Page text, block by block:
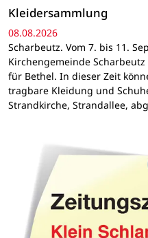
Kleidersammlung
08.08.2026
Scharbeutz. Vom 7. bis 11.
Kirchengemeinde
für Bethel. In dieser Zeit
tragbare Kleidung und
Strandkirche, Strandallee,